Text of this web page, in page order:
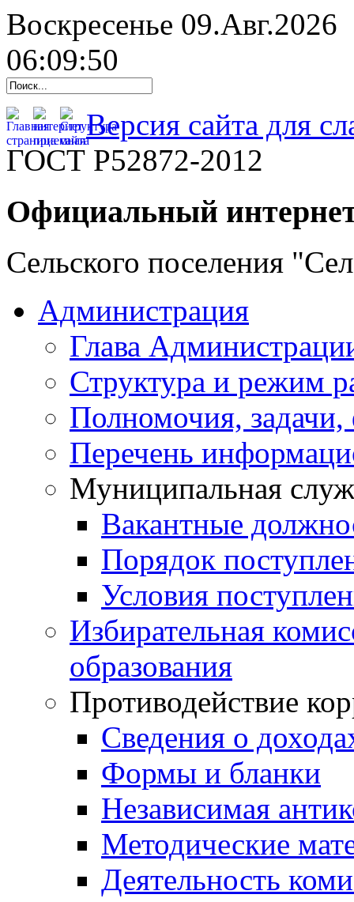
Воскресенье 09.Авг.2026
06:09:50
Версия сайта для
ГОСТ Р52872-2012
Официальный
Сельского поселения
Администрация
Глава
Структура и режим
Полномочия,
Перечень
Муниципальная
Вакантные
Порядок
Условия
Избирательная
образования
Противодействие
Сведения о
Формы и бланки
Независимая
Методические
Деятельность